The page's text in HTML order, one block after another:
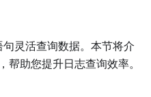
灵活查询数据。本节将介
助您提升日志查询效率。